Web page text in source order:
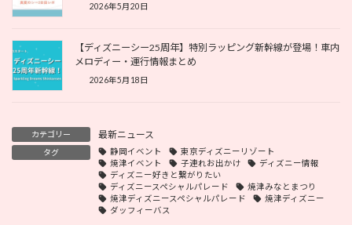
2026年5月20日
【ディズニーシー25周年】特別ラッピング新幹線が登場！車内
メロディー・運行情報まとめ
2026年5月18日
カテゴリー 最新ニュース
タグ 静岡イベント
東京ディズニーリゾート
焼津イベント
子連れお出かけ
ディズニー情報
ディズニー好きと繋がりたい
ディズニースペシャルパレード
焼津みなとまつり
焼津ディズニースペシャルパレード
焼津ディズニー
ダッフィーバス